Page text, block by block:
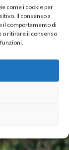
come i cookie per
Il consenso a
il comportamento di
o ritirare il consenso